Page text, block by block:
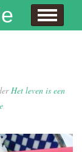
kinderen?
Het leven is een